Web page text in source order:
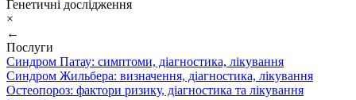
Генетичні дослідження
×
←
Послуги
Синдром Патау: симптоми, дiагностика, лiкування
Синдром Жильбера: визначення, діагностика, лікування
Остеопороз: фактори ризику, діагностика та лікування